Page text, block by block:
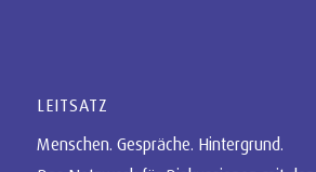
LEITSATZ
Menschen. Gespräche. Hintergrund.